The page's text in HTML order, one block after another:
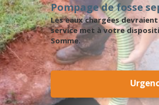
Pompage de fosse
Les eaux chargées
service met à votre
Somme.